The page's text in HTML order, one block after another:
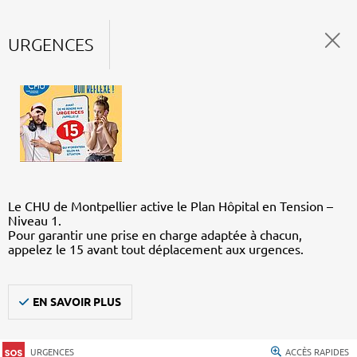
URGENCES
Le CHU de Montpellier active le Plan Hôpital en Tension –
Niveau 1.
Pour garantir une prise en charge adaptée à chacun,
appelez le 15 avant tout déplacement aux urgences.
EN SAVOIR PLUS
URGENCES ACCÈS RAPIDES